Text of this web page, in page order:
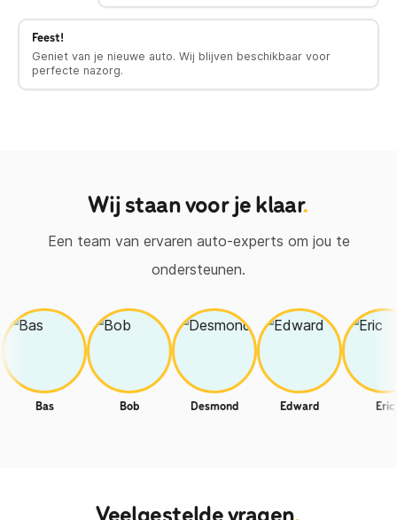
Feest!
Geniet van je nieuwe auto. Wij blijven beschikbaar voor
perfecte nazorg.
Wij staan voor je klaar.
Een team van ervaren auto-experts om jou te
ondersteunen.
Bob Desmond Edward